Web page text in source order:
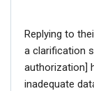
Replying to
a clarification
authorization]
inadequate